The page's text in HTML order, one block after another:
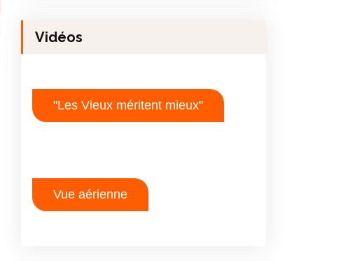
Vidéos
"Les Vieux méritent mieux"
Vue aérienne